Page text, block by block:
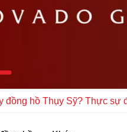
đồng hồ Thụy Sỹ? Thực sự